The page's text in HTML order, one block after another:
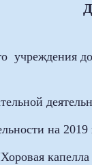
на 2019
капелла